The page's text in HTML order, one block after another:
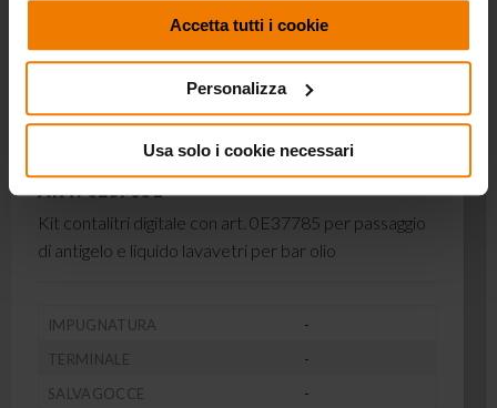
Accetta tutti i cookie
Personalizza
Usa solo i cookie necessari
ART. 0E37831
Kit contalitri digitale con art. 0E37785 per passaggio
di antigelo e liquido lavavetri per bar olio
IMPUGNATURA
-
TERMINALE
-
SALVAGOCCE
-